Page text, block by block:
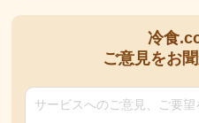
冷食
ご意見をお